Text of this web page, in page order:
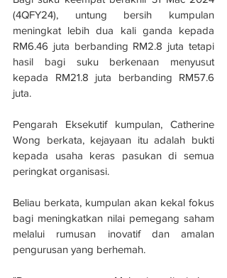
(4QFY24), untung bersih kumpulan
meningkat lebih dua kali ganda kepada
RM6.46 juta berbanding RM2.8 juta tetapi
hasil bagi suku berkenaan menyusut
kepada RM21.8 juta berbanding RM57.6
juta.
Pengarah Eksekutif kumpulan, Catherine
Wong berkata, kejayaan itu adalah bukti
kepada usaha keras pasukan di semua
peringkat organisasi.
Beliau berkata, kumpulan akan kekal fokus
bagi meningkatkan nilai pemegang saham
melalui rumusan inovatif dan amalan
pengurusan yang berhemah.